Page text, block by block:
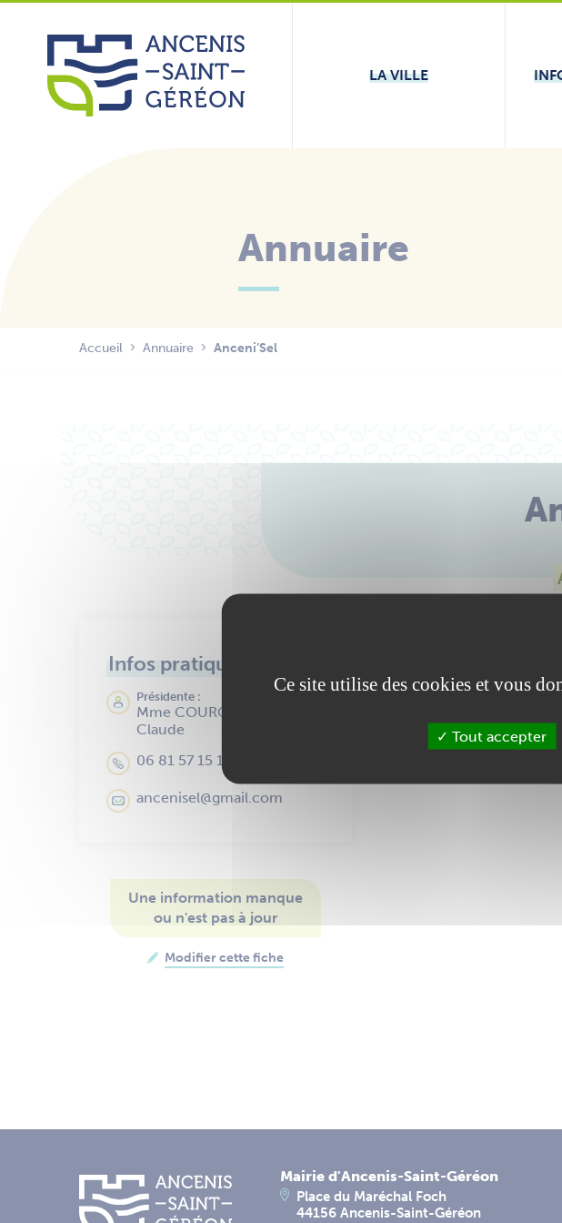
Aller
contenu
LA VILLE
Annuaire
Accueil Annuaire Anceni’Sel
Infos pratiques
Présidente :
Mme COUROUSSE Marie-
Claude
06 81 57 15 10
ancenisel@gmail.com
Une information manque
ou n'est pas à jour
Modifier cette fiche
Système d'échange
Mairie d'Ancenis-Saint-Géréon
Place du Maréchal Foch
44156 Ancenis-Saint-Géréon
Panneau de gestion des cookies
Ce site utilise des cookies et vous
Tout accepter